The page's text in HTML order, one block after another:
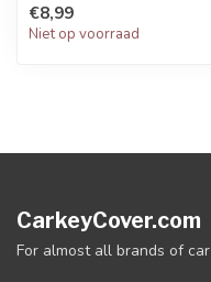
€8,99
Niet op voorraad
CarkeyCover.com
For almost all brands of car